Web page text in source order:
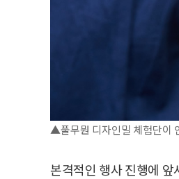
▲풀무뭔 디자인밀 체험단이
본격적인 행사 진행에